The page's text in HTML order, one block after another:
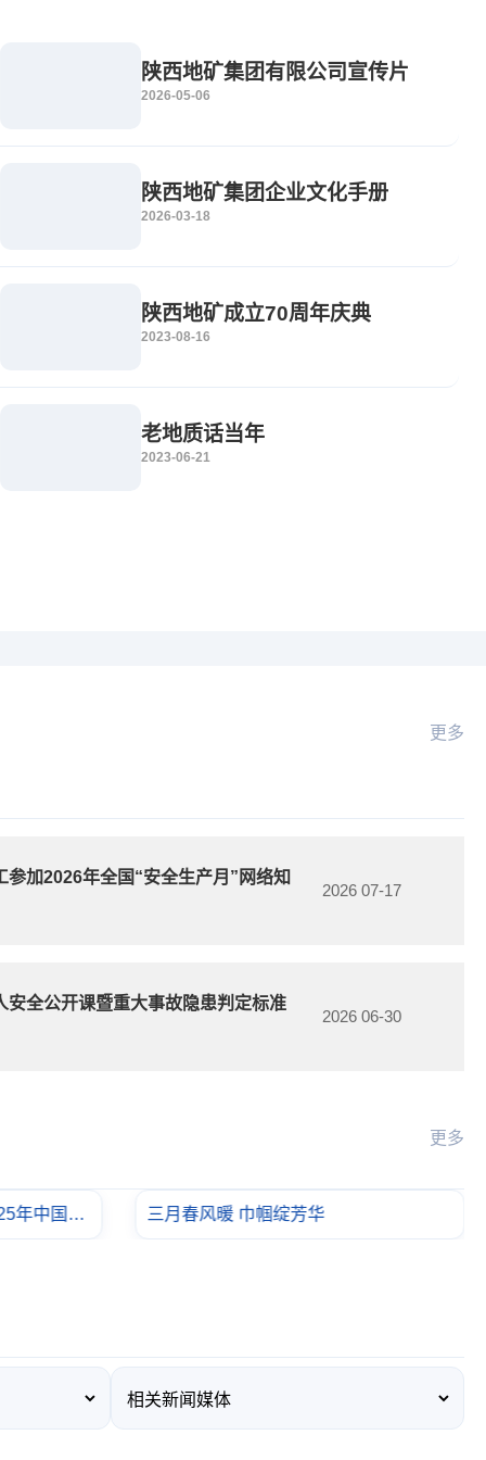
陕西地矿集团有限公司宣传片
2026-05-06
陕西地矿集团企业文化手册
2026-03-18
陕西地矿成立70周年庆典
2023-08-16
老地质话当年
2023-06-21
更多
参加2026年全国“安全生产月”网络知
2026 07-17
安全公开课暨重大事故隐患判定标准
2026 06-30
更多